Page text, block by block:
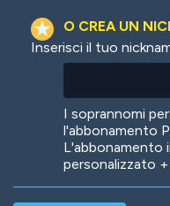
O CREA UN
Inserisci il tuo
I soprannomi
l'abbonamento
L'abbonamento
personalizzato